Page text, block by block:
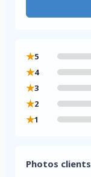
★5
★4
★3
★2
★1
Photos clients